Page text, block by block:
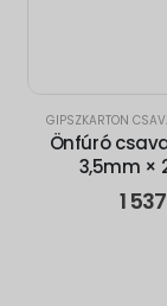
GIPSZKARTON
Önfúró
3,5mm ×
1 537